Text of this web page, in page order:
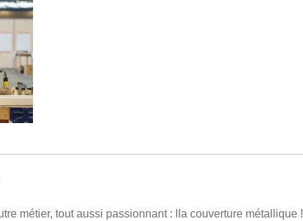
métier, tout aussi passionnant : lla couverture métallique !